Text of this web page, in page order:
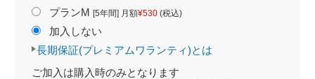
プランM [5年間] 月額¥530(税込)
加入しない
長期保証(プレミアムワランティ)とは
ご加入は購入時のみとなります